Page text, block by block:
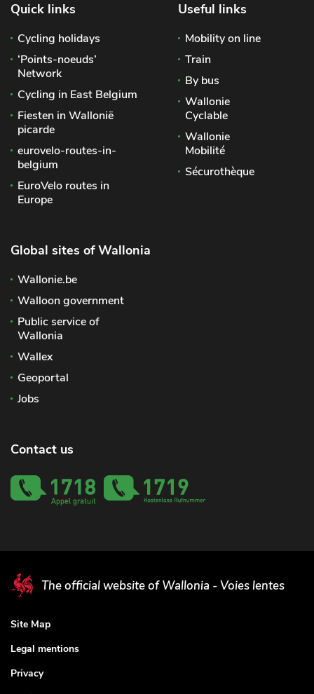
Quick links
Cycling holidays
‘Points-noeuds’
Network
Cycling in East Belgium
Fiesten in Wallonië
picarde
eurovelo-routes-in-
belgium
EuroVelo routes in
Europe
Useful links
Mobility on line
Train
By bus
Wallonie
Cyclable
Wallonie
Mobilité
Sécurothèque
Global sites of Wallonia
Wallonie.be
Walloon government
Public service of
Wallonia
Wallex
Geoportal
Jobs
Contact us
The official website of Wallonia - Voies lentes
Site Map
Legal mentions
Privacy